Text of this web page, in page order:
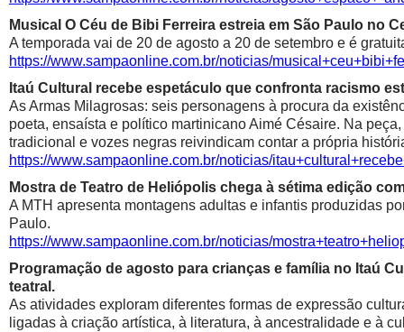
Musical O Céu de Bibi Ferreira estreia em São Paulo no
A temporada vai de 20 de agosto a 20 de setembro e é
https://www.sampaonline.com.br/noticias/
Itaú Cultural recebe espetáculo que confronta racismo
As Armas Milagrosas: seis personagens à procura da
poeta, ensaísta e político martinicano Aimé Césaire. Na
tradicional e vozes negras reivindicam contar a própria
https://www.sampaonline.com.br/noticias/
Mostra de Teatro de Heliópolis chega à sétima edição
A MTH apresenta montagens adultas e infantis produzidas
Paulo.
https://www.sampaonline.com.br/noticias/
Programação de agosto para crianças e família no Itaú
teatral.
As atividades exploram diferentes formas de expressão
ligadas à criação artística, à literatura, à ancestralidade e à